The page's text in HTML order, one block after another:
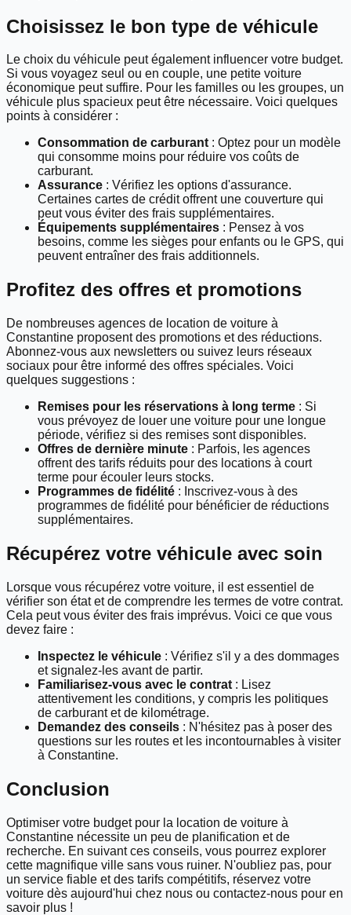
Choisissez le bon type de véhicule
Le choix du véhicule peut également influencer votre budget.
Si vous voyagez seul ou en couple, une petite voiture
économique peut suffire. Pour les familles ou les groupes, un
véhicule plus spacieux peut être nécessaire. Voici quelques
points à considérer :
Consommation de carburant: Optez pour un modèle
qui consomme moins pour réduire vos coûts de
carburant.
Assurance : Vérifiez les options d'assurance.
Certaines cartes de crédit offrent une couverture qui
peut vous éviter des frais supplémentaires.
Équipements supplémentaires : Pensez à vos
besoins, comme les sièges pour enfants ou le GPS, qui
peuvent entraîner des frais additionnels.
Profitez des offres et promotions
De nombreuses agences de location de voiture à
Constantine proposent des promotions et des réductions.
Abonnez-vous aux newsletters ou suivez leurs réseaux
sociaux pour être informé des offres spéciales. Voici
quelques suggestions :
Remises pour les réservations à long terme : Si
vous prévoyez de louer une voiture pour une longue
période, vérifiez si des remises sont disponibles.
Offres de dernière minute : Parfois, les agences
offrent des tarifs réduits pour des locations à court
terme pour écouler leurs stocks.
Programmes de fidélité : Inscrivez-vous à des
programmes de fidélité pour bénéficier de réductions
supplémentaires.
Récupérez votre véhicule avec soin
Lorsque vous récupérez votre voiture, il est essentiel de
vérifier son état et de comprendre les termes de votre contrat.
Cela peut vous éviter des frais imprévus. Voici ce que vous
devez faire :
Inspectez le véhicule : Vérifiez s'il y a des dommages
et signalez-les avant de partir.
Familiarisez-vous avec le contrat : Lisez
attentivement les conditions, y compris les politiques
de carburant et de kilométrage.
Demandez des conseils : N'hésitez pas à poser des
questions sur les routes et les incontournables à visiter
à Constantine.
Conclusion
Optimiser votre budget pour la location de voiture à
Constantine nécessite un peu de planification et de
recherche. En suivant ces conseils, vous pourrez explorer
cette magnifique ville sans vous ruiner. N'oubliez pas, pour
un service fiable et des tarifs compétitifs, réservez votre
voiture dès aujourd'hui chez nous ou contactez-nous pour en
savoir plus !